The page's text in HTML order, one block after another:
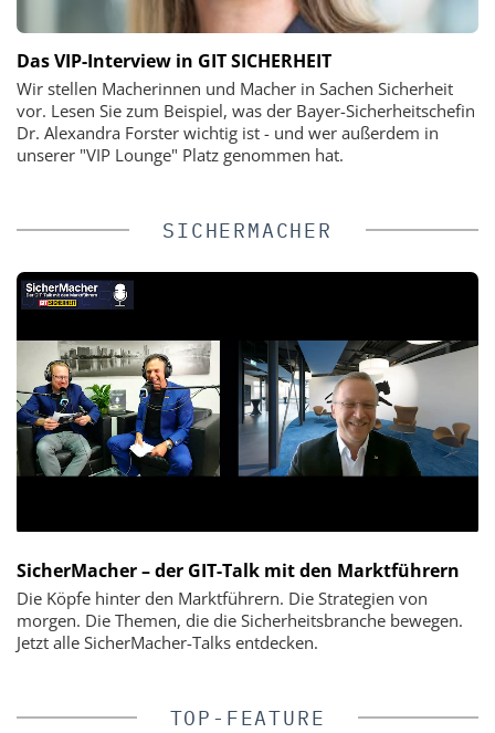
Das VIP-Interview in GIT SICHERHEIT
Wir stellen Macherinnen und Macher in Sachen Sicherheit
vor. Lesen Sie zum Beispiel, was der Bayer-Sicherheitschefin
Dr. Alexandra Forster wichtig ist - und wer außerdem in
unserer "VIP Lounge" Platz genommen hat.
SICHERMACHER
SicherMacher – der GIT-Talk mit den Marktführern
Die Köpfe hinter den Marktführern. Die Strategien von
morgen. Die Themen, die die Sicherheitsbranche bewegen.
Jetzt alle SicherMacher-Talks entdecken.
TOP-FEATURE